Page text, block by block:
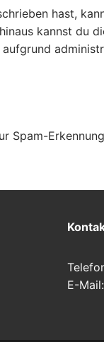
hast,
kannst du
Spam-
E-